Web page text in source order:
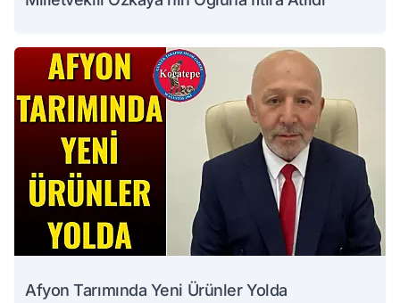
Afyon Tarımında Yeni Ürünler Yolda